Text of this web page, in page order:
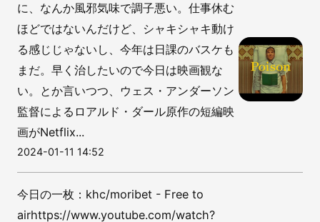
に、なんか風邪気味で調子悪い。仕事休む
ほどではないんだけど、シャキシャキ動け
る感じじゃないし、今年は日課のバスケも
まだ。早く治したいので今日は映画観な
い。とか言いつつ、ウェス・アンダーソン
監督によるロアルド・ダール原作の短編映
画がNetflix...
2024-01-11 14:52
今日の一枚：khc/moribet - Free to
airhttps://www.youtube.com/watch?